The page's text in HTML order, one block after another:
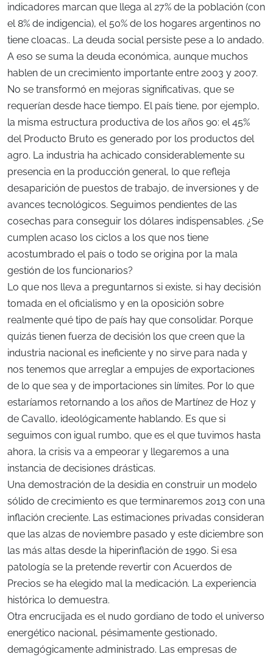
indicadores marcan que llega al 27% de la población (con
el 8% de indigencia), el 50% de los hogares argentinos no
tiene cloacas.. La deuda social persiste pese a lo andado.
A eso se suma la deuda económica, aunque muchos
hablen de un crecimiento importante entre 2003 y 2007.
No se transformó en mejoras significativas, que se
requerían desde hace tiempo. El país tiene, por ejemplo,
la misma estructura productiva de los años 90: el 45%
del Producto Bruto es generado por los productos del
agro. La industria ha achicado considerablemente su
presencia en la producción general, lo que refleja
desaparición de puestos de trabajo, de inversiones y de
avances tecnológicos. Seguimos pendientes de las
cosechas para conseguir los dólares indispensables. ¿Se
cumplen acaso los ciclos a los que nos tiene
acostumbrado el país o todo se origina por la mala
gestión de los funcionarios?
Lo que nos lleva a preguntarnos si existe, si hay decisión
tomada en el oficialismo y en la oposición sobre
realmente qué tipo de país hay que consolidar. Porque
quizás tienen fuerza de decisión los que creen que la
industria nacional es ineficiente y no sirve para nada y
nos tenemos que arreglar a empujes de exportaciones
de lo que sea y de importaciones sin límites. Por lo que
estaríamos retornando a los años de Martínez de Hoz y
de Cavallo, ideológicamente hablando. Es que si
seguimos con igual rumbo, que es el que tuvimos hasta
ahora, la crisis va a empeorar y llegaremos a una
instancia de decisiones drásticas.
Una demostración de la desidia en construir un modelo
sólido de crecimiento es que terminaremos 2013 con una
inflación creciente. Las estimaciones privadas consideran
que las alzas de noviembre pasado y este diciembre son
las más altas desde la hiperinflación de 1990. Si esa
patología se la pretende revertir con Acuerdos de
Precios se ha elegido mal la medicación. La experiencia
histórica lo demuestra.
Otra encrucijada es el nudo gordiano de todo el universo
energético nacional, pésimamente gestionado,
demagógicamente administrado. Las empresas de